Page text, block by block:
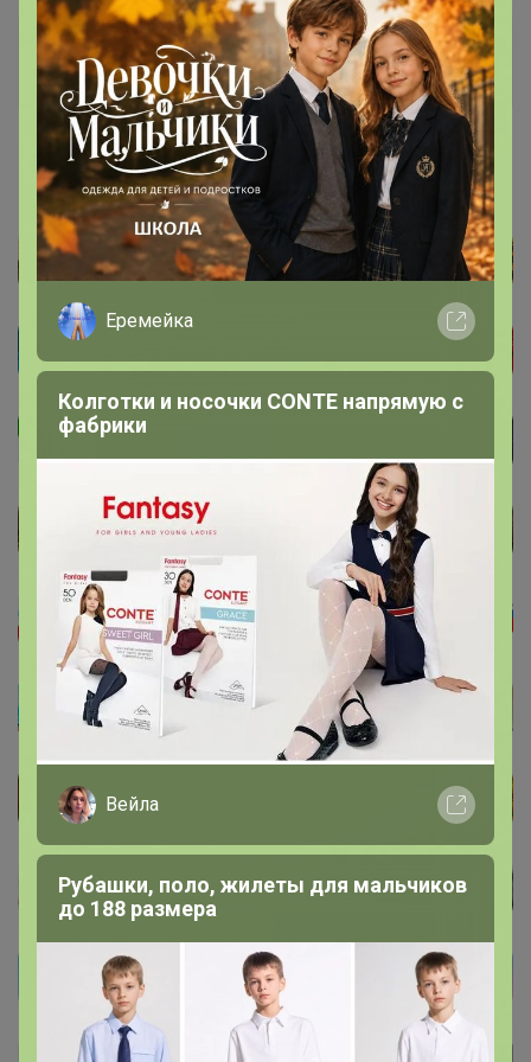
Артемида
Бронзовый организатор
1 сентября, 2022 22:02
Еремейка
Колготки и носочки CONTE напрямую с
фабрики
Вейла
Рубашки, поло, жилеты для мальчиков
до 188 размера